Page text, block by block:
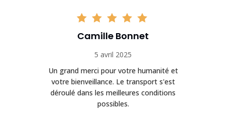
Camille Bonnet
5 avril 2025
Un grand merci pour votre humanité et
votre bienveillance. Le transport s'est
déroulé dans les meilleures conditions
possibles.